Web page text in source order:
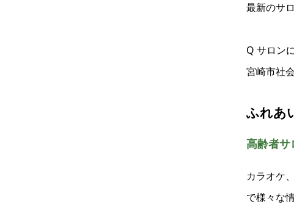
最新のサ
Q サロン
宮崎市社
ふれあ
高齢者サ
カラオケ
で様々な